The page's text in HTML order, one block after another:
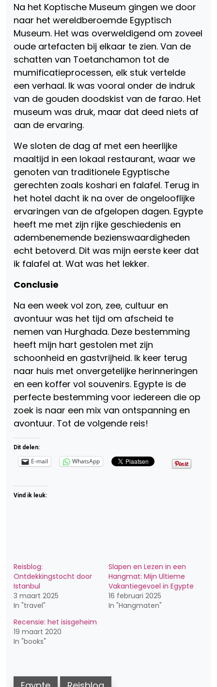
Na het Koptische Museum gingen we door
naar het wereldberoemde Egyptisch
Museum. Het was overweldigend om zoveel
oude artefacten bij elkaar te zien. Van de
schatten van Toetanchamon tot de
mumificatieprocessen, elk stuk vertelde
een verhaal. Ik was vooral onder de indruk
van de gouden doodskist van de farao. Het
museum was druk, maar dat deed niets af
aan de ervaring.
We sloten de dag af met een heerlijke
maaltijd in een lokaal restaurant, waar we
genoten van traditionele Egyptische
gerechten zoals koshari en falafel. Terug in
het hotel dacht ik na over de ongelooflijke
ervaringen van de afgelopen dagen. Egypte
heeft me met zijn rijke geschiedenis en
adembenemende bezienswaardigheden
echt betoverd. Dit was mijn eerste keer dat
ik falafel at. Wat was het lekker.
Conclusie
Na een week vol zon, zee, cultuur en
avontuur was het tijd om afscheid te
nemen van Hurghada. Deze bestemming
heeft mijn hart gestolen met zijn
schoonheid en gastvrijheid. Ik keer terug
naar huis met onvergetelijke herinneringen
en een koffer vol souvenirs. Egypte is de
perfecte bestemming voor iedereen die op
zoek is naar een mix van ontspanning en
avontuur. Tot de volgende reis!
Dit delen:
E-mail WhatsApp
Vind ik leuk:
Reisblog:
Ontdekkingstocht door
Istanbul
3 maart 2025
In "travel"
Slapen en Lezen in een
Hangmat: Mijn Ultieme
Vakantiegevoel in Egypte
16 februari 2025
In "Hangmaten"
Recensie: het isisgeheim
19 maart 2020
In "books"